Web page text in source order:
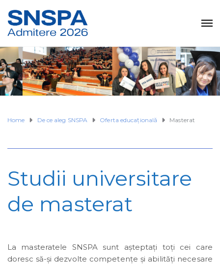
Home De ce aleg SNSPA Oferta educaţională Masterat
Studii universitare
de masterat
La masteratele SNSPA sunt aşteptaţi toţi cei care
doresc să-şi dezvolte competenţe şi abilităţi necesare